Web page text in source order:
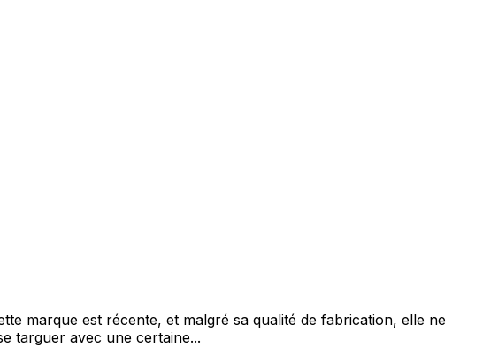
marque est récente, et malgré sa qualité de fabrication, elle ne
targuer avec une certaine...